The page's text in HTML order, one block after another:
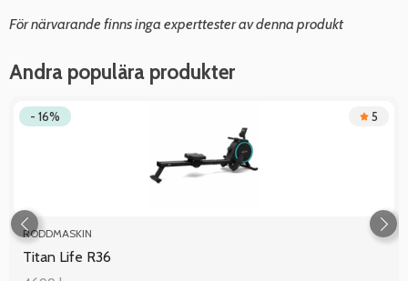
För närvarande finns inga experttester av denna produkt
Andra populära produkter
- 16% 5
RODDMASKIN
Titan Life R36